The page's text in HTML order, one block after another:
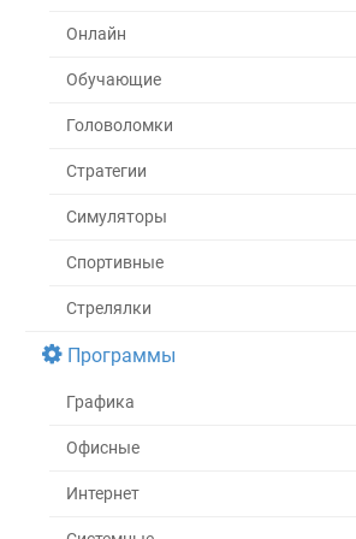
Онлайн
Обучающие
Головоломки
Стратегии
Симуляторы
Спортивные
Стрелялки
Программы
Графика
Офисные
Интернет